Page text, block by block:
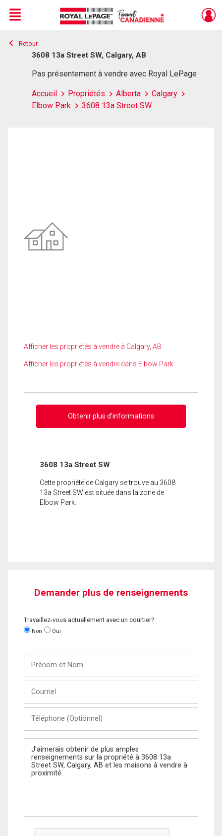
Live
En Direct
Menu
Retour
3608 13a Street SW, Calgary, AB
Pas présentement à vendre avec Royal LePage
Accueil Propriétés Alberta
Calgary
Elbow Park
3608 13a Street SW
Afficher les propriétés à vendre à Calgary, AB
Afficher les propriétés à vendre dans Elbow Park
Obtenir plus d'informations
3608 13a Street SW
Cette propriété de Calgary se trouve au 3608
13a Street SW est située dans la zone de
Elbow Park.
Demander plus de renseignements
Travaillez-vous actuellement avec un courtier?
Non Oui
Nom
(Optionnel)
Message